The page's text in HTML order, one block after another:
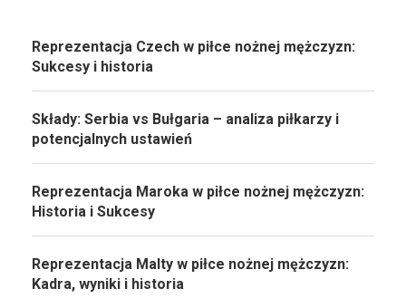
Reprezentacja Czech w piłce nożnej mężczyzn:
Sukcesy i historia
Składy: Serbia vs Bułgaria – analiza piłkarzy i
potencjalnych ustawień
Reprezentacja Maroka w piłce nożnej mężczyzn:
Historia i Sukcesy
Reprezentacja Malty w piłce nożnej mężczyzn:
Kadra, wyniki i historia